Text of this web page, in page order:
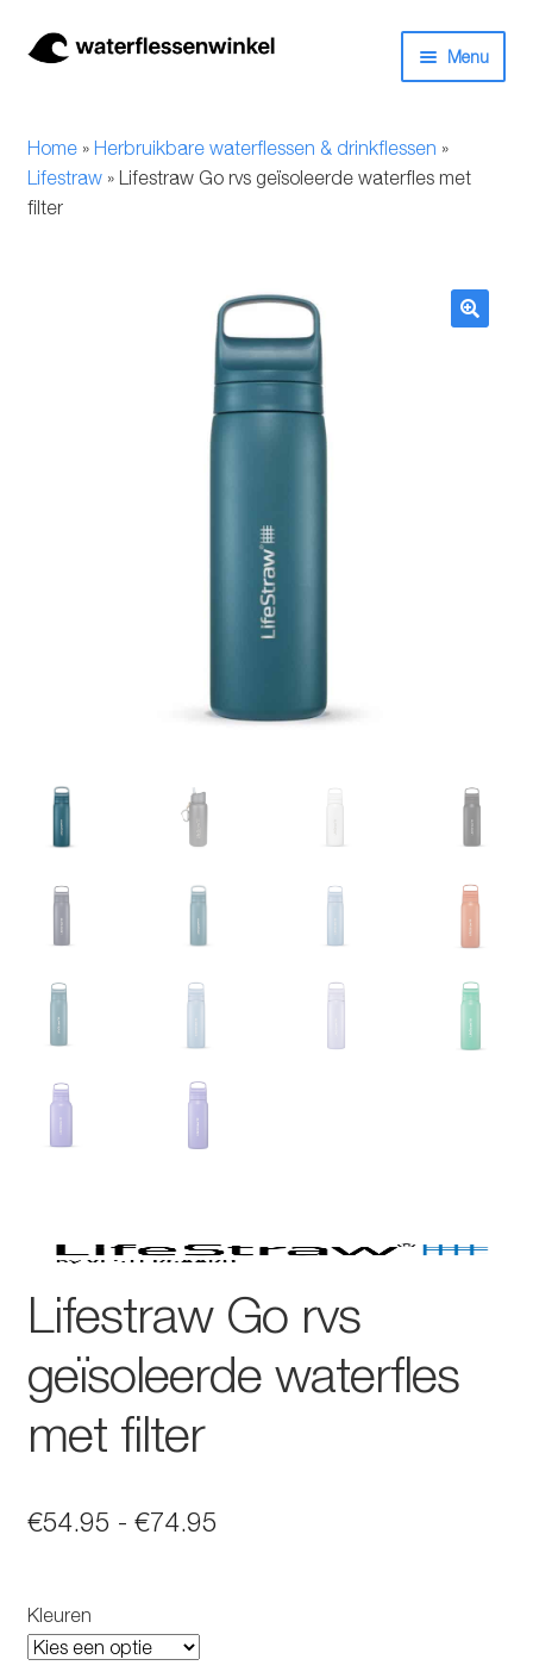
Ga
Ga
Menu
Bidons
Accessoires
Waterfles bedrukken
Reviews waterflessenwinkel.nl
Home» Herbruikbare waterflessen & drinkflessen »
Lifestraw» Lifestraw Go rvs geïsoleerde waterfles met
filter
Lifestraw Go rvs
geïsoleerde waterfles
met filter
€54.95 - €74.95
Kleuren